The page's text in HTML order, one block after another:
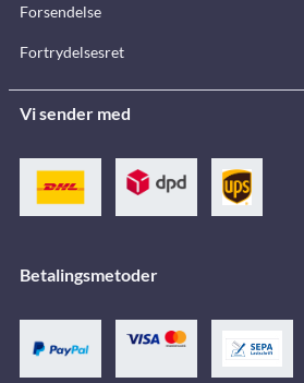
Forsendelse
Fortrydelsesret
Vi sender med
Betalingsmetoder